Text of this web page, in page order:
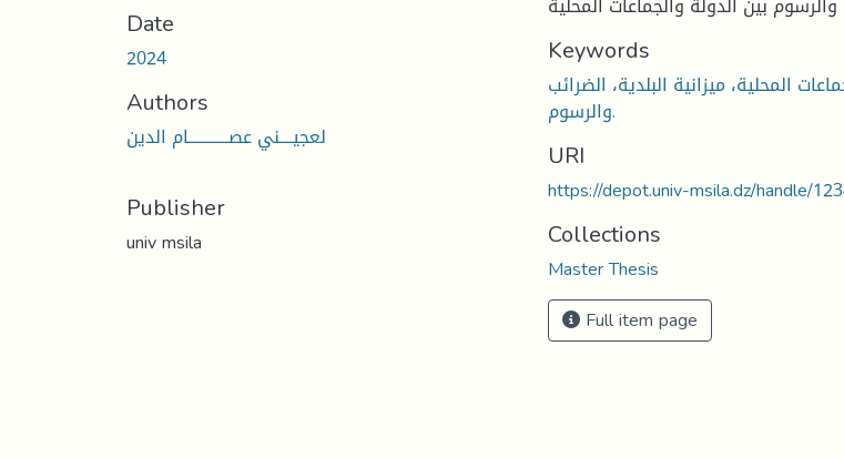
Date
2024
Authors
لعجيــــني عصــــــــــــام الدين
Publisher
univ msila
Keywords
المحلية، ميزانية البلدية، الضرائب
والرسوم.
URI
https://depot.univ-msila.dz/handle/
Collections
Master Thesis
Full item page